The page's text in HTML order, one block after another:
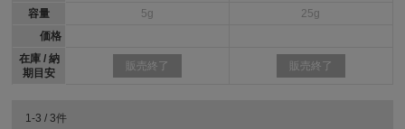
容量
価格
在庫 / 納
期目安
5g
販売終了
25g
販売終了
1-3 / 3件